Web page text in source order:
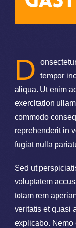
D
tempor
aliqua. Ut enim
exercitation
commodo
reprehenderit in
fugiat nulla
Sed ut
voluptatem
totam rem
veritatis et quasi
explicabo. Nemo